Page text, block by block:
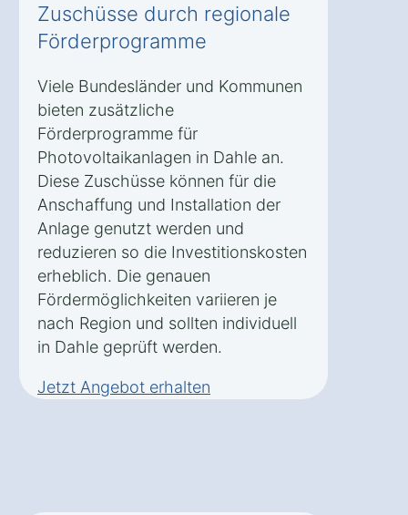
Zuschüsse durch regionale
Förderprogramme
Viele Bundesländer und Kommunen
bieten zusätzliche
Förderprogramme für
Photovoltaikanlagen in Dahle an.
Diese Zuschüsse können für die
Anschaffung und Installation der
Anlage genutzt werden und
reduzieren so die Investitionskosten
erheblich. Die genauen
Fördermöglichkeiten variieren je
nach Region und sollten individuell
in Dahle geprüft werden.
Jetzt Angebot erhalten